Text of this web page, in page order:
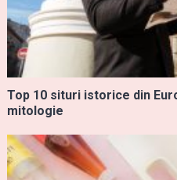
Top 10 situri istorice din
mitologie